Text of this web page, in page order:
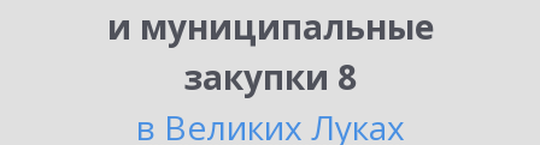
и муниципальные
закупки 8
в Великих Луках